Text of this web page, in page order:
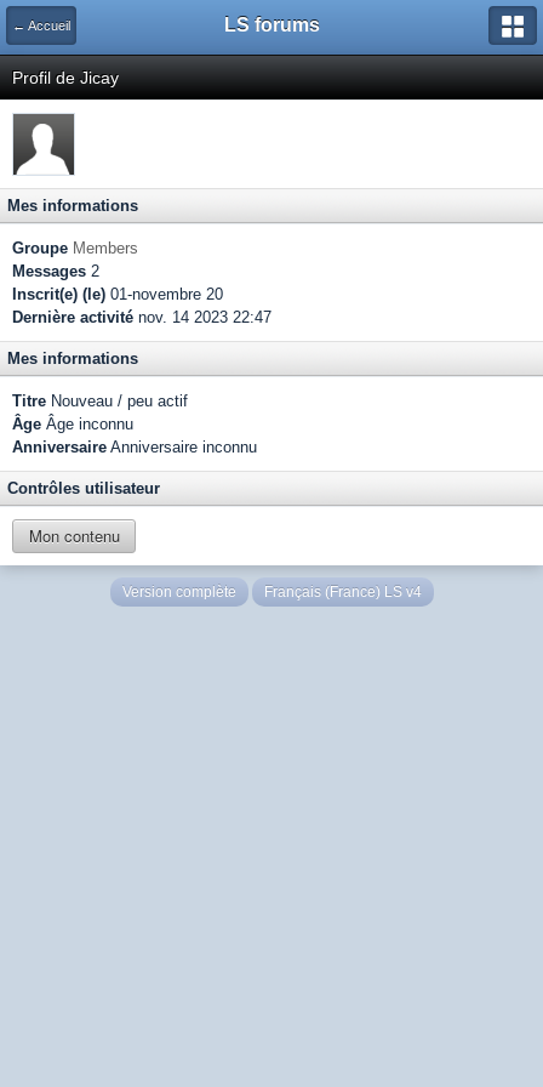
← Accueil LS forums
Profil de Jicay
Mes informations
Groupe Members
Messages 2
Inscrit(e) (le) 01-novembre 20
Dernière activité nov. 14 2023 22:47
Mes informations
Titre Nouveau / peu actif
Âge Âge inconnu
Anniversaire Anniversaire inconnu
Contrôles utilisateur
Mon contenu
Version complète Français (France) LS v4